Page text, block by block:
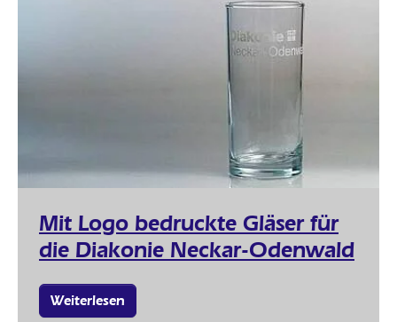
Mit Logo bedruckte Gläser für
die Diakonie Neckar-Odenwald
Weiterlesen